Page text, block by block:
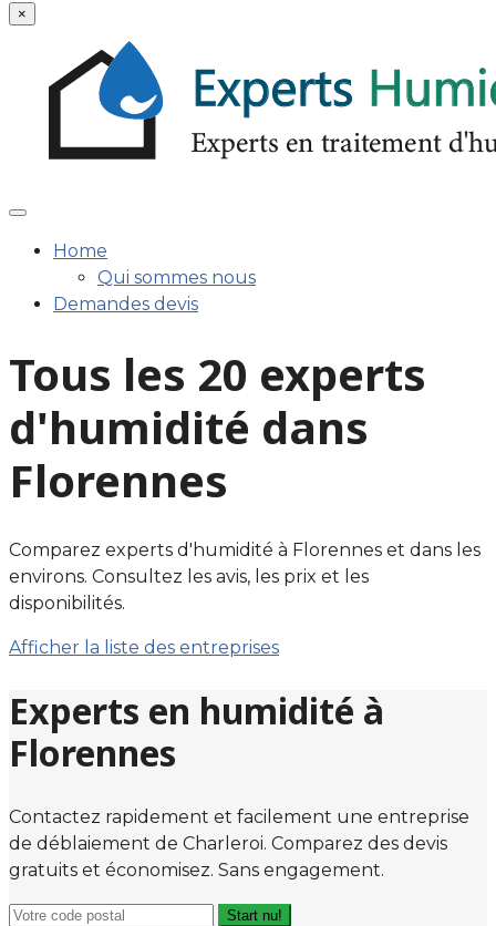
×
Home
Qui sommes nous
Demandes devis
Tous les 20 experts
d'humidité dans
Florennes
Comparez experts d'humidité à Florennes et dans les
environs. Consultez les avis, les prix et les
disponibilités.
Afficher la liste des entreprises
Experts en humidité à
Florennes
Contactez rapidement et facilement une entreprise
de déblaiement de Charleroi. Comparez des devis
gratuits et économisez. Sans engagement.
Start nu!